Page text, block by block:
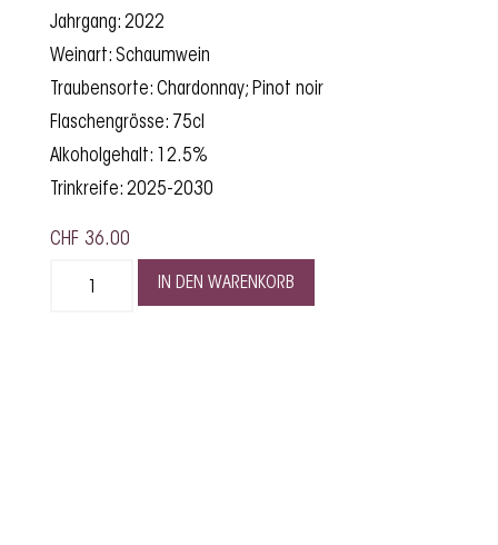
Jahrgang: 2022
Weinart: Schaumwein
Traubensorte: Chardonnay; Pinot noir
Flaschengrösse: 75cl
Alkoholgehalt: 12.5%
Trinkreife: 2025-2030
CHF 36.00
IN DEN WARENKORB